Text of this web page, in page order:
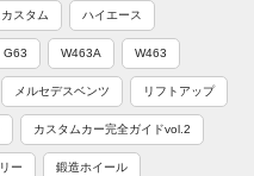
スタム ハイエース
G63 W463A W463
メルセデスベンツ リフトアップ
カスタムカー完全ガイドvol.2
ー 鍛造ホイール